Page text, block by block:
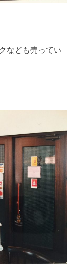
なども売ってい